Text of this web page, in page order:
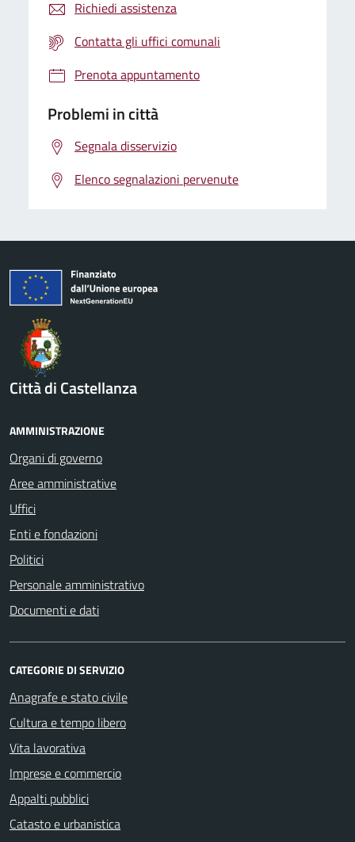
Richiedi assistenza
Contatta gli uffici comunali
Prenota appuntamento
Problemi in città
Segnala disservizio
Elenco segnalazioni pervenute
Città di Castellanza
AMMINISTRAZIONE
Organi di governo
Aree amministrative
Uffici
Enti e fondazioni
Politici
Personale amministrativo
Documenti e dati
CATEGORIE DI SERVIZIO
Anagrafe e stato civile
Cultura e tempo libero
Vita lavorativa
Imprese e commercio
Appalti pubblici
Catasto e urbanistica